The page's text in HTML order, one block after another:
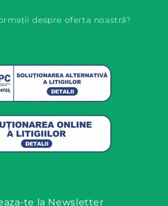
despre oferta noastră?
te la Newsletter